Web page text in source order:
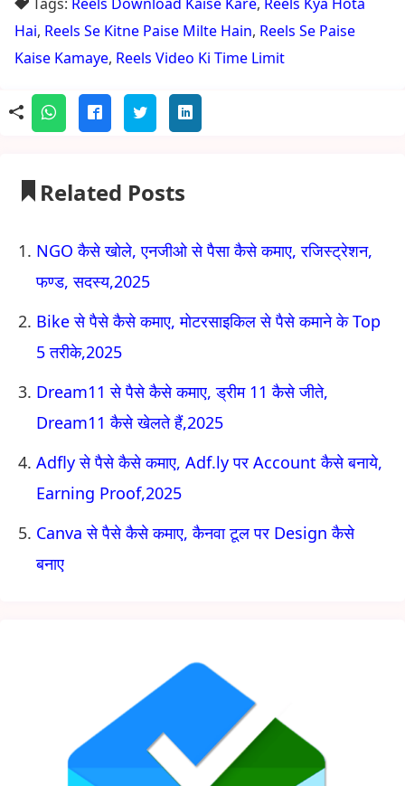
Hai, Reels Se Kitne Paise Milte Hain, Reels Se Paise
Kaise Kamaye, Reels Video Ki Time Limit
Related Posts
NGO कैसे खोले, एनजीओ से पैसा कैसे कमाए, रजिस्ट्रेशन,
फण्ड, सदस्य,2025
Bike से पैसे कैसे कमाए, मोटरसाइकिल से पैसे कमाने के Top
5 तरीके,2025
Dream11 से पैसे कैसे कमाए, ड्रीम 11 कैसे जीते,
Dream11 कैसे खेलते हैं,2025
Adfly से पैसे कैसे कमाए, Adf.ly पर Account कैसे बनाये,
Earning Proof,2025
Canva से पैसे कैसे कमाए, कैनवा टूल पर Design कैसे
बनाए